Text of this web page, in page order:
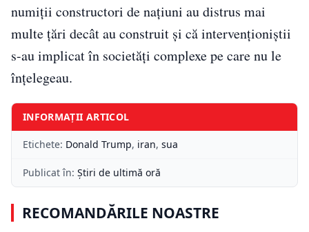
numiții constructori de națiuni au distrus mai
multe țări decât au construit și că intervenționiștii
s-au implicat în societăți complexe pe care nu le
înțelegeau.
INFORMAȚII ARTICOL
Etichete: Donald Trump, iran, sua
Publicat în: Știri de ultimă oră
RECOMANDĂRILE NOASTRE